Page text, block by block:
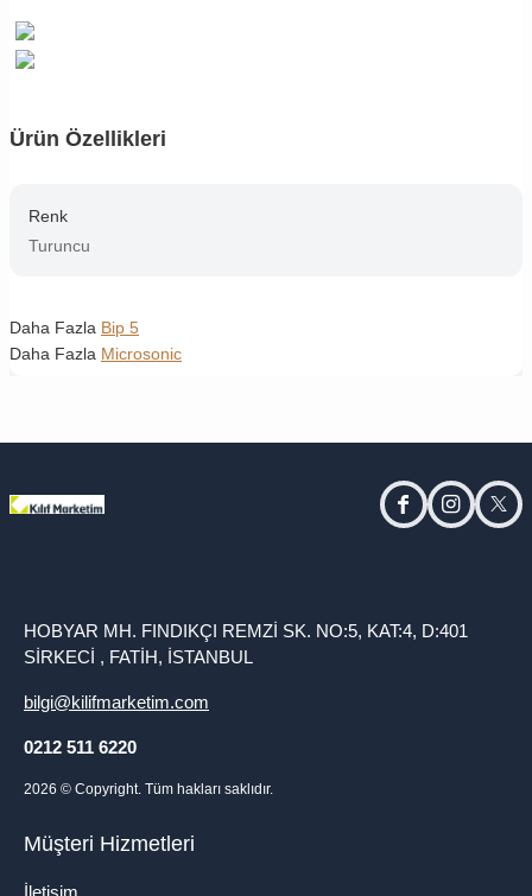
Ürün Özellikleri
Renk
Turuncu
Daha Fazla Bip 5
Daha Fazla Microsonic
facebookinstagram
HOBYAR MH. FINDIKÇI REMZİ SK. NO:5, KAT:4, D:401
SİRKECİ , FATİH, İSTANBUL
bilgi@kilifmarketim.com
0212 511 6220
2026 © Copyright. Tüm hakları saklıdır.
Müşteri Hizmetleri
İletişim